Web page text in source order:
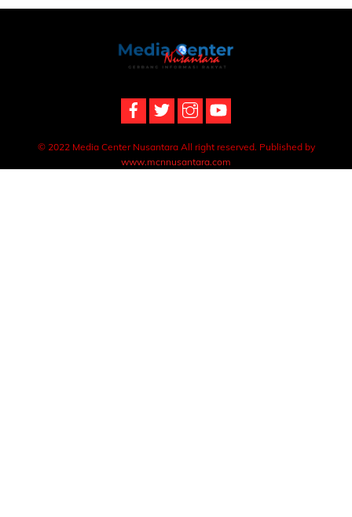
Back
To
© 2022 Media Center Nusantara All right reserved. Published by
www.mcnnusantara.com